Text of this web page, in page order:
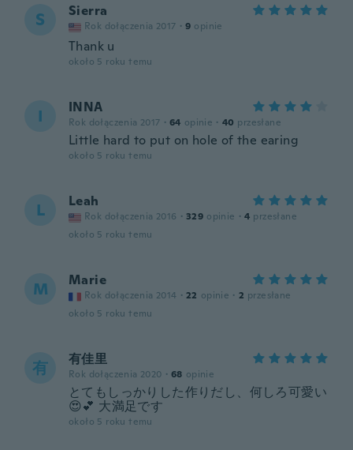
S Sierra
Rok dołączenia 2017 · 9 opinie
Thank u
około 5 roku temu
I INNA
Rok dołączenia 2017 · 64 opinie · 40 przesłane
Little hard to put on hole of the earing
około 5 roku temu
L Leah
Rok dołączenia 2016 · 329 opinie · 4 przesłane
około 5 roku temu
M Marie
Rok dołączenia 2014 · 22 opinie · 2 przesłane
około 5 roku temu
有 有佳里
Rok dołączenia 2020 · 68 opinie
とてもしっかりした作りだし、何しろ可愛い
😍💕 大満足です
około 5 roku temu